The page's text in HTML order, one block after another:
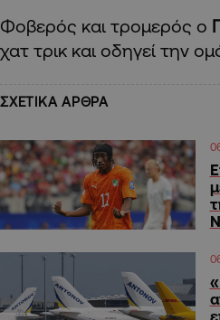
Φοβερός και τρομερός ο
χατ τρικ και οδηγεί την
ΣΧΕΤΙΚΑ ΑΡΘΡΑ